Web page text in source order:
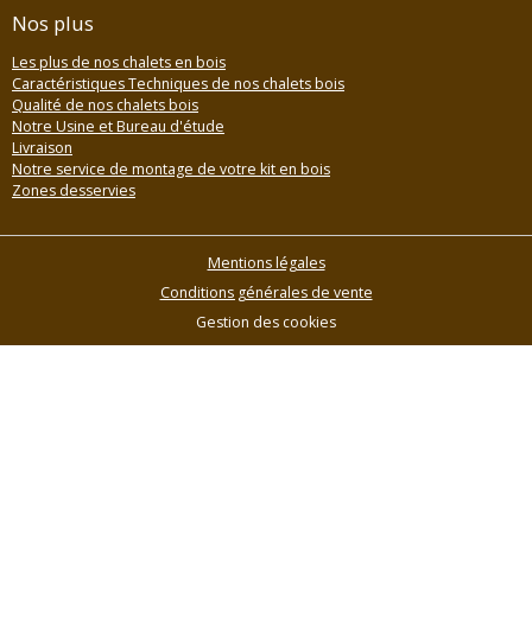
Nos plus
Les plus de nos chalets en bois
Caractéristiques Techniques de nos chalets bois
Qualité de nos chalets bois
Notre Usine et Bureau d'étude
Livraison
Notre service de montage de votre kit en bois
Zones desservies
Mentions légales
Conditions générales de vente
Gestion des cookies